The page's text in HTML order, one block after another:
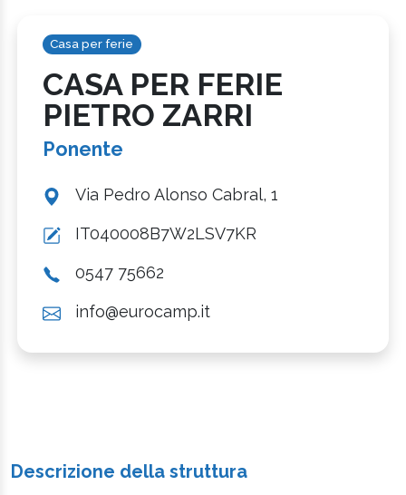
Casa per ferie
CASA PER FERIE
PIETRO ZARRI
Ponente
Via Pedro Alonso Cabral, 1
IT040008B7W2LSV7KR
0547 75662
info@eurocamp.it
Descrizione della struttura